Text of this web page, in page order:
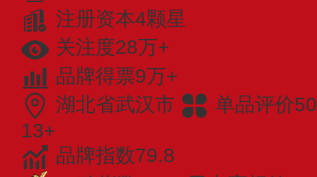
注册资本4颗星
关注度28万+
品牌得票9万+
湖北省武汉市
单品评价
13+
品牌指数79.8